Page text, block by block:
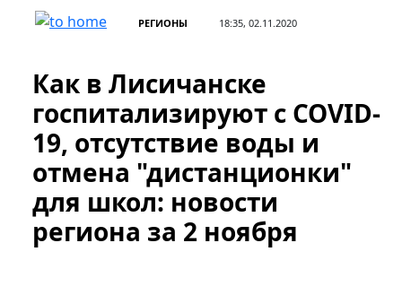
РЕГИОНЫ 18:35, 02.11.2020
Как в Лисичанске
госпитализируют с COVID-
19, отсутствие воды и
отмена "дистанционки"
для школ: новости
региона за 2 ноября